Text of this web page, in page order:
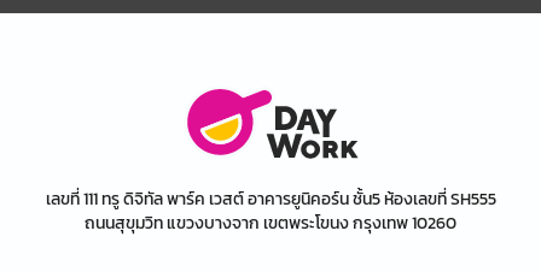
เลขที่ 111 ทรู ดิจิทัล พาร์ค เวสต์ อาคารยูนิคอร์น ชั้น5 ห้องเลขที่ SH555
ถนนสุขุมวิท แขวงบางจาก เขตพระโขนง กรุงเทพ 10260